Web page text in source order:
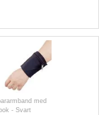
med
- Svart